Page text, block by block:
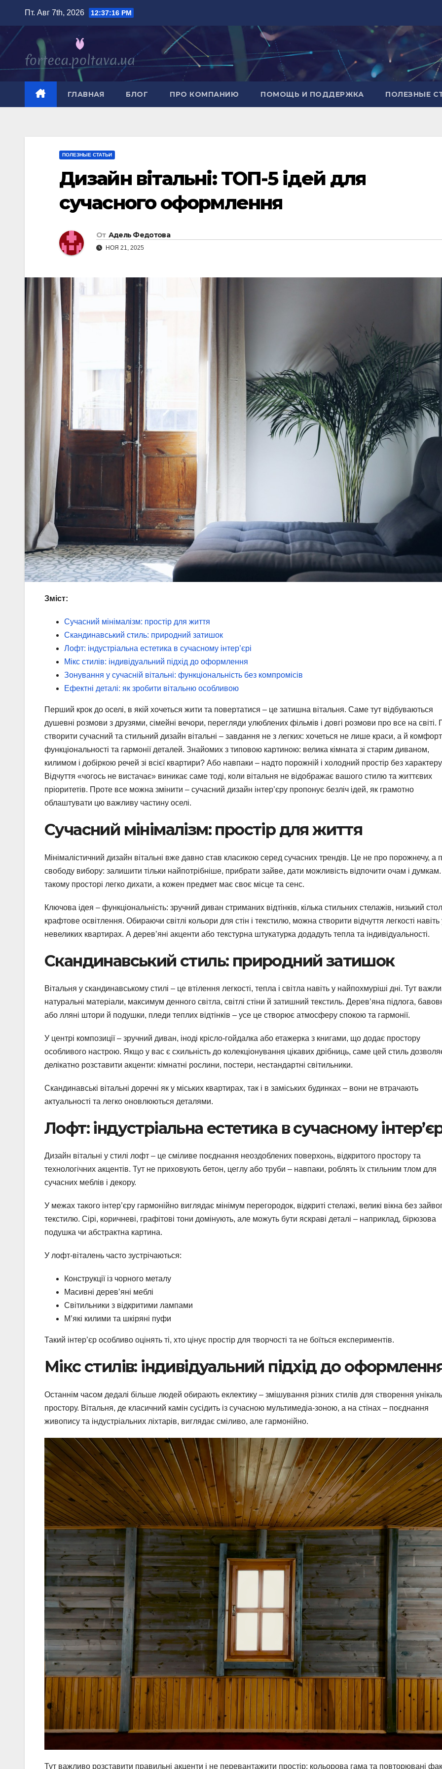
содержимому
Пт. Авг 7th, 2026 12:37:18 PM
ГЛАВНАЯ БЛОГ ПРО КОМПАНИЮ ПОМОЩЬ И ПОДДЕРЖКА ПОЛЕЗНЫЕ
ПОЛЕЗНЫЕ СТАТЬИ
Дизайн вітальні: ТОП-5 ідей для
сучасного оформлення
От Адель Федотова
НОЯ 21, 2025
Зміст:
Сучасний мінімалізм: простір для життя
Скандинавський стиль: природний затишок
Лофт: індустріальна естетика в сучасному інтер’єрі
Мікс стилів: індивідуальний підхід до оформлення
Зонування у сучасній вітальні: функціональність без компромісів
Ефектні деталі: як зробити вітальню особливою
Перший крок до оселі, в якій хочеться жити та повертатися – це затишна вітальня. Саме тут відбуваються
душевні розмови з друзями, сімейні вечори, перегляди улюблених фільмів і довгі розмови про все на світі.
створити сучасний та стильний дизайн вітальні – завдання не з легких: хочеться не лише краси, а й
функціональності та гармонії деталей. Знайомих з типовою картиною: велика кімната зі старим диваном,
килимом і добіркою речей зі всієї квартири? Або навпаки – надто порожній і холодний простір без
Відчуття «чогось не вистачає» виникає саме тоді, коли вітальня не відображає вашого стилю та життєвих
пріоритетів. Проте все можна змінити – сучасний дизайн інтер’єру пропонує безліч ідей, як грамотно
облаштувати цю важливу частину оселі.
Сучасний мінімалізм: простір для життя
Мінімалістичний дизайн вітальні вже давно став класикою серед сучасних трендів. Це не про порожнечу, а
свободу вибору: залишити тільки найпотрібніше, прибрати зайве, дати можливість відпочити очам і
такому просторі легко дихати, а кожен предмет має своє місце та сенс.
Ключова ідея – функціональність: зручний диван стриманих відтінків, кілька стильних стелажів, низький
крафтове освітлення. Обираючи світлі кольори для стін і текстилю, можна створити відчуття легкості навіть
невеликих квартирах. А дерев’яні акценти або текстурна штукатурка додадуть тепла та індивідуальності.
Скандинавський стиль: природний затишок
Вітальня у скандинавському стилі – це втілення легкості, тепла і світла навіть у найпохмуріші дні. Тут
натуральні матеріали, максимум денного світла, світлі стіни й затишний текстиль. Дерев’яна підлога,
або лляні штори й подушки, пледи теплих відтінків – усе це створює атмосферу спокою та гармонії.
У центрі композиції – зручний диван, іноді крісло-гойдалка або етажерка з книгами, що додає простору
особливого настрою. Якщо у вас є схильність до колекціонування цікавих дрібниць, саме цей стиль
делікатно розставити акценти: кімнатні рослини, постери, нестандартні світильники.
Скандинавські вітальні доречні як у міських квартирах, так і в заміських будинках – вони не втрачають
актуальності та легко оновлюються деталями.
Лофт: індустріальна естетика в сучасному
Дизайн вітальні у стилі лофт – це сміливе поєднання неоздоблених поверхонь, відкритого простору та
технологічних акцентів. Тут не приховують бетон, цеглу або труби – навпаки, роблять їх стильним тлом для
сучасних меблів і декору.
У межах такого інтер’єру гармонійно виглядає мінімум перегородок, відкриті стелажі, великі вікна без
текстилю. Сірі, коричневі, графітові тони домінують, але можуть бути яскраві деталі – наприклад, бірюзова
подушка чи абстрактна картина.
У лофт-віталень часто зустрічаються:
Конструкції із чорного металу
Масивні дерев’яні меблі
Світильники з відкритими лампами
М’які килими та шкіряні пуфи
Такий інтер’єр особливо оцінять ті, хто цінує простір для творчості та не боїться експериментів.
Мікс стилів: індивідуальний підхід до
Останнім часом дедалі більше людей обирають еклектику – змішування різних стилів для створення
простору. Вітальня, де класичний камін сусідить із сучасною мультимедіа-зоною, а на стінах – поєднання
живопису та індустріальних ліхтарів, виглядає сміливо, але гармонійно.
Тут важливо розставити правильні акценти і не перевантажити простір: кольорова гама та повторювані